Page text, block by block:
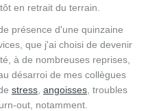
en retrait du terrain.
présence d'une quinzaine
que j'ai choisi de devenir
à de nombreuses reprises,
désarroi de mes collègues
stress angoisses , troubles
out, notamment.